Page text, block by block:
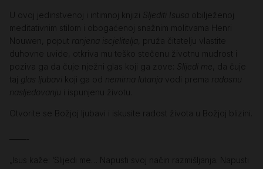
U ovoj jedinstvenoj i intimnoj knjizi Sljediti Isusa obilježenoj
meditativnim stilom i obogaćenoj snažnim molitvama Henri
Nouwen, poput
ranjena iscjelitelja , pruža čitatelju vlastite
duhovne uvide, otkriva mu teško stečenu životnu mudrost i
poziva ga da čuje nježni glas koji ga zove:
Slijedi me
, da čuje
taj
glas ljubavi koji ga od nemirna lutanja vodi prema
radosnu
nasljedovanju
i ispunjenu životu.
Otvorite se Božjoj ljubavi i iskusite radost života u Božjoj blizini.
„Isus kaže: ‘Slijedi me… Napusti svoj način razmišljanja. Napusti